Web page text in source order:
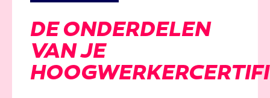
DE ONDERDELEN
VAN JE